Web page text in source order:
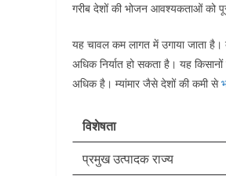
गरीब देशों की भोजन आवश्यकताओं को
यह चावल कम लागत में उगाया जाता
अधिक निर्यात हो सकता है। यह
अधिक है। म्यांमार जैसे देशों की कमी से
विशेषता
प्रमुख उत्पादक राज्य